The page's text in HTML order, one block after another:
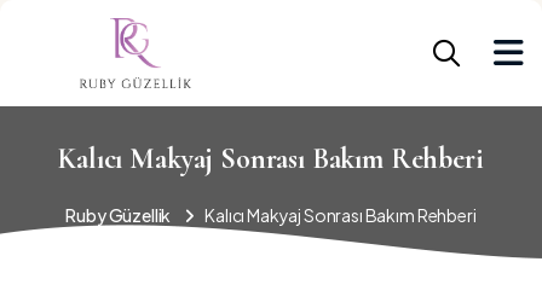
Kalıcı Makyaj Sonrası Bakım Rehberi
Ruby Güzellik Kalıcı Makyaj Sonrası Bakım Rehberi